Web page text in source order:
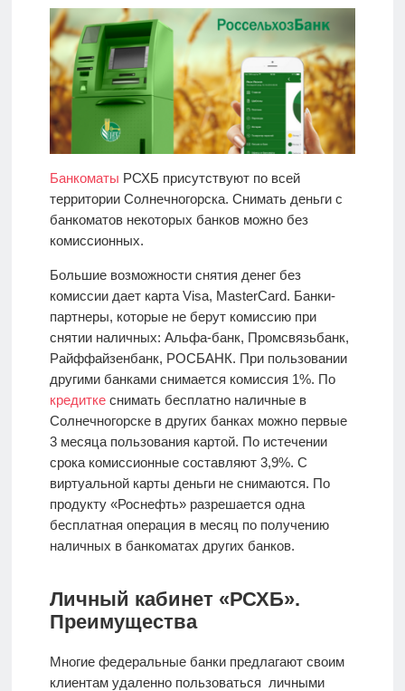
Банкоматы РСХБ присутствуют по всей
территории Солнечногорска. Снимать деньги с
банкоматов некоторых банков можно без
комиссионных.
Большие возможности снятия денег без
комиссии дает карта Visa, MasterCard. Банки-
партнеры, которые не берут комиссию при
снятии наличных: Альфа-банк, Промсвязьбанк,
Райффайзенбанк, РОСБАНК. При пользовании
другими банками снимается комиссия 1%. По
кредиткеснимать бесплатно наличные в
Солнечногорске в других банках можно первые
3 месяца пользования картой. По истечении
срока комиссионные составляют 3,9%. С
виртуальной карты деньги не снимаются. По
продукту «Роснефть» разрешается одна
бесплатная операция в месяц по получению
наличных в банкоматах других банков.
Личный кабинет «РСХБ».
Преимущества
Многие федеральные банки предлагают своим
клиентам удаленно пользоваться личными